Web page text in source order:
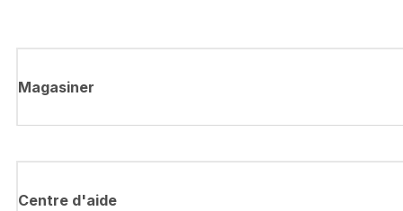
Magasiner
Centre d'aide